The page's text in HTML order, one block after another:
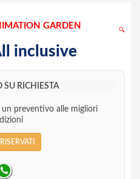
GARDEN
🔍
inclusive
SU RICHIESTA
un preventivo alle migliori